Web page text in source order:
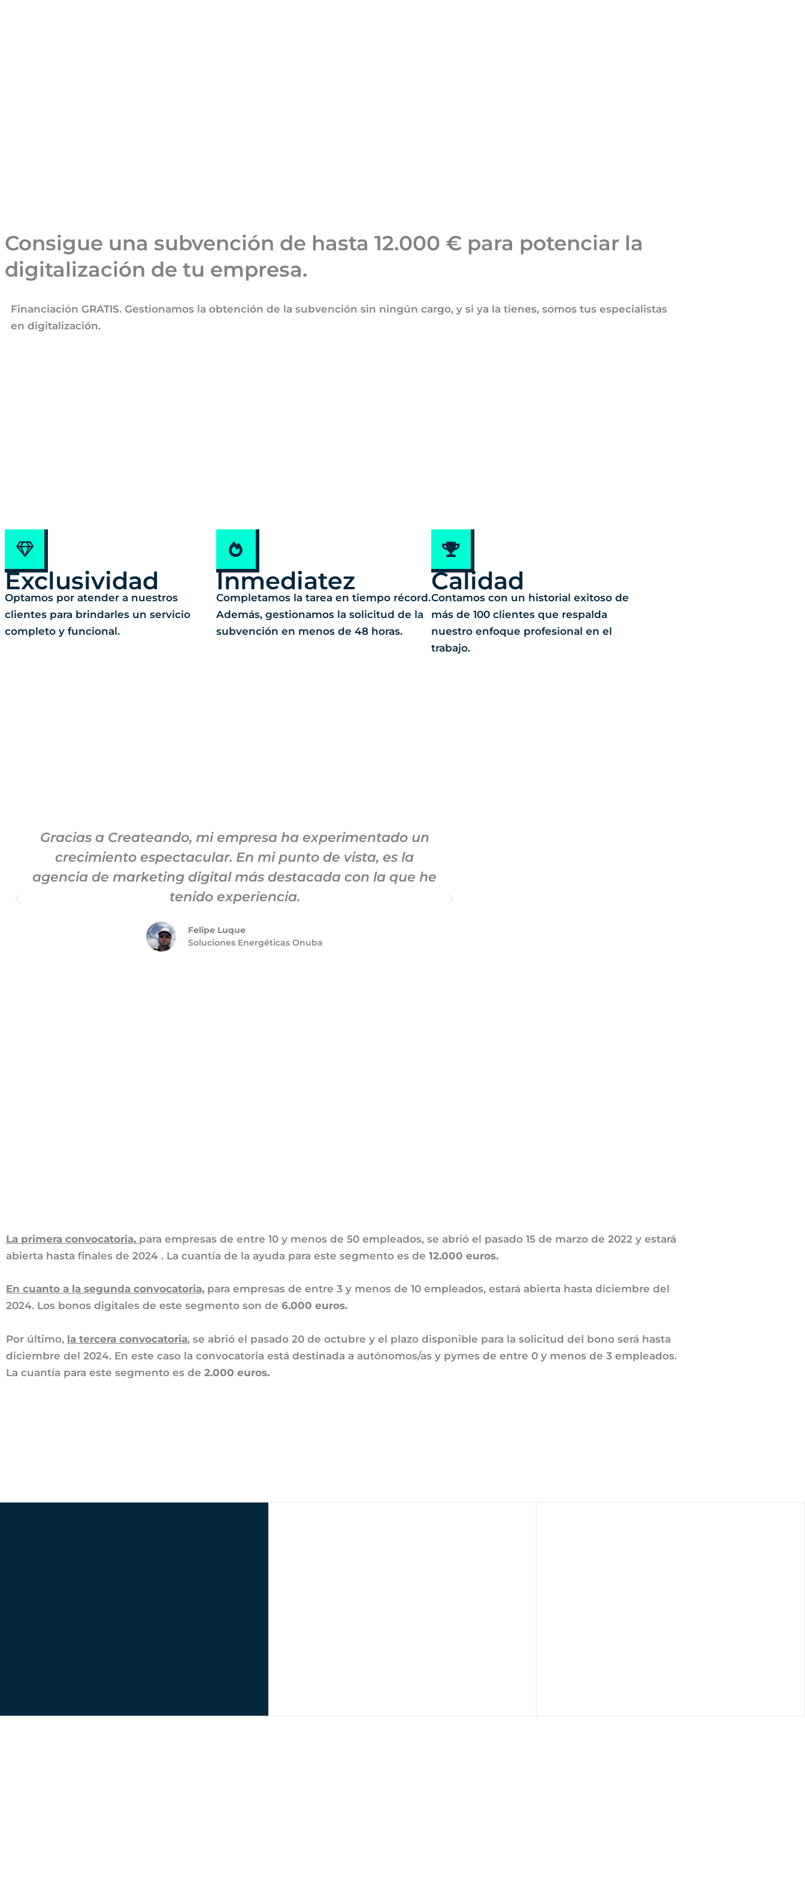
Consigue una subvención de hasta 12.000 € para potenciar la
digitalización de tu empresa.
Financiación GRATIS. Gestionamos la obtención de la subvención sin ningún cargo, y si ya la tienes, somos tus especialistas
en digitalización.
Exclusividad
Optamos por atender a nuestros
clientes para brindarles un servicio
completo y funcional.
Inmediatez
Completamos la tarea en tiempo récord.
Además, gestionamos la solicitud de la
subvención en menos de 48 horas.
Calidad
Contamos con un historial exitoso de
más de 100 clientes que respalda
nuestro enfoque profesional en el
trabajo.
Gracias a Createando, mi empresa ha experimentado un
crecimiento espectacular. En mi punto de vista, es la
agencia de marketing digital más destacada con la que he
tenido experiencia.
Felipe Luque
Soluciones Energéticas Onuba
La primera convocatoria, para empresas de entre 10 y menos de 50 empleados, se abrió el pasado 15 de marzo de 2022 y estará
abierta hasta finales de 2024 . La cuantía de la ayuda para este segmento es de 12.000 euros.
En cuanto a la segunda convocatoria, para empresas de entre 3 y menos de 10 empleados, estará abierta hasta diciembre del
2024. Los bonos digitales de este segmento son de 6.000 euros.
Por último, la tercera convocatoria, se abrió el pasado 20 de octubre y el plazo disponible para la solicitud del bono será hasta
diciembre del 2024. En este caso la convocatoria está destinada a autónomos/as y pymes de entre 0 y menos de 3 empleados.
La cuantía para este segmento es de 2.000 euros.